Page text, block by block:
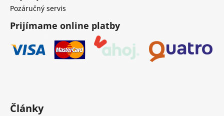
Pozáručný servis
Prijímame online platby
Články